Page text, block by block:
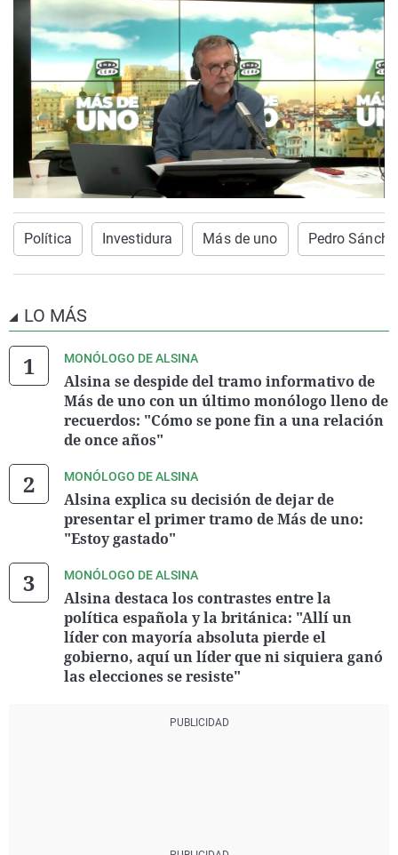
Política Investidura Más de uno Pedro
LO MÁS
MONÓLOGO DE ALSINA
Alsina se despide del tramo informativo de
Más de uno con un último monólogo lleno de
recuerdos: "Cómo se pone fin a una relación
de once años"
MONÓLOGO DE ALSINA
Alsina explica su decisión de dejar de
presentar el primer tramo de Más de uno:
"Estoy gastado"
MONÓLOGO DE ALSINA
Alsina destaca los contrastes entre la
política española y la británica: "Allí un
líder con mayoría absoluta pierde el
gobierno, aquí un líder que ni siquiera ganó
las elecciones se resiste"